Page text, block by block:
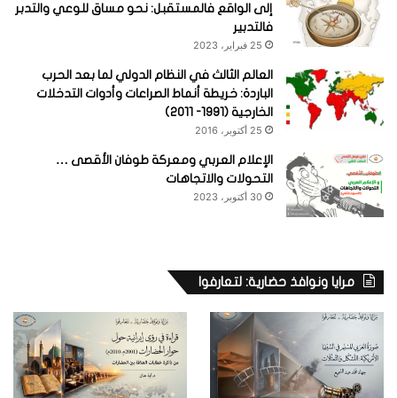
إلى الواقع فالمستقبل: نحو مساق للوعي والتدبر
فالتدبير
25 فبراير، 2023
العالم الثالث في النظام الدولي لما بعد الحرب
الباردة: خريطة أنماط الصراعات وأدوات التدخلات
الخارجية (1991- 2011)
25 أكتوبر، 2016
الإعلام العربي ومعركة طوفان الأقصى …
التحولات والاتجاهات
30 أكتوبر، 2023
مرايا ونوافذ حضارية: لتعارفوا